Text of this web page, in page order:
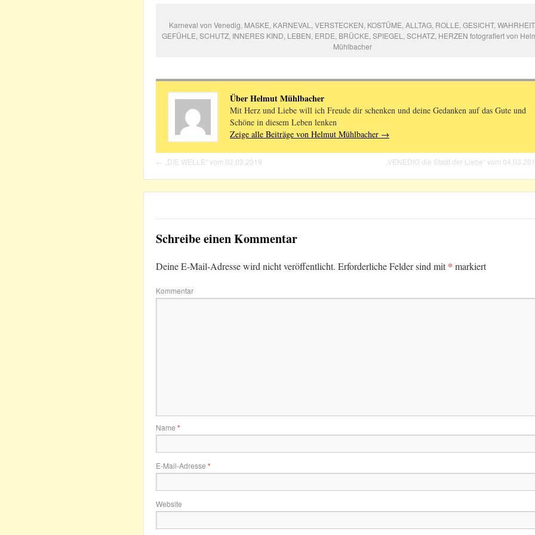
Karneval von Venedig, MASKE, KARNEVAL, VERSTECKEN, KOSTÜME, ALLTAG, ROLLE, GESICHT, WAHRHEIT,
GEFÜHLE, SCHUTZ, INNERES KIND, LEBEN, ERDE, BRÜCKE, SPIEGEL, SCHATZ, HERZEN fotografiert von
Mühlbacher
Über Helmut Mühlbacher
Mit Herz und Liebe will ich Freude dir schenken und deine Gedanken auf das Gute und
Schöne in diesem Leben lenken
Zeige alle Beiträge von Helmut Mühlbacher →
← „DIE WELLE“ vom 02.03.2019 „VENEDIG die Stadt der Liebe“ vom
Schreibe einen Kommentar
Deine E-Mail-Adresse wird nicht veröffentlicht. Erforderliche Felder sind mit* markiert
Kommentar
Name *
E-Mail-Adresse *
Website